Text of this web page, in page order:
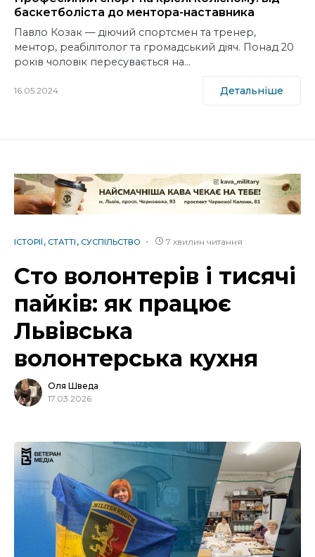
баскетболіста до ментора-наставника
Павло Козак — діючий спортсмен та тренер,
ментор, реабілітолог та громадський діяч. Понад 20
років чоловік пересувається на…
16.05.2024 Детальніше
ІСТОРІЇ СТАТТІ СУСПІЛЬСТВО 7 хвилин читання
Сто волонтерів і тисячі
пайків: як працює
Львівська
волонтерська кухня
Оля Шведа
17.03.2026